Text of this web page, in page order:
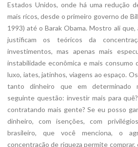
Estados Unidos, onde há uma redução
mais ricos, desde o primeiro governo de
1993) até o Barak Obama. Mostro ali
justificam os teóricos da
investimentos, mas apenas mais
instabilidade econômica e mais
luxo, iates, jatinhos, viagens ao espaço.
tanto dinheiro que em determinado
seguinte questão: investir mais para
contratando mais gente? Se eu posso
dinheiro, com isenções, com
brasileiro, que você menciona, o
concentração de riqueza permite